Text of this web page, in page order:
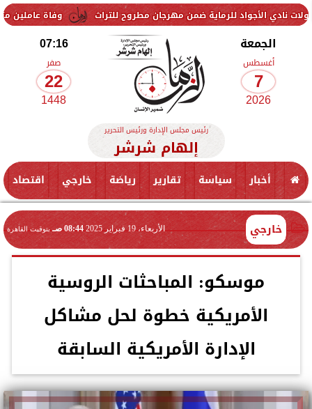
وفاة عاملين متأثرين للرماية ضمن مهرجان مطروح للتراث
الجمعة
أغسطس
7
2026
07:16
صفر
22
1448
رئيس مجلس الإدارة ورئيس التحرير
إلهام شرشر
أخبار سياسة تقارير رياضة خارجي اقتصاد
خارجي الأربعاء، 19 فبراير 2025 08:44 صـ بتوقيت القاهرة
موسكو: المباحثات الروسية
الأمريكية خطوة لحل مشاكل
الإدارة الأمريكية السابقة